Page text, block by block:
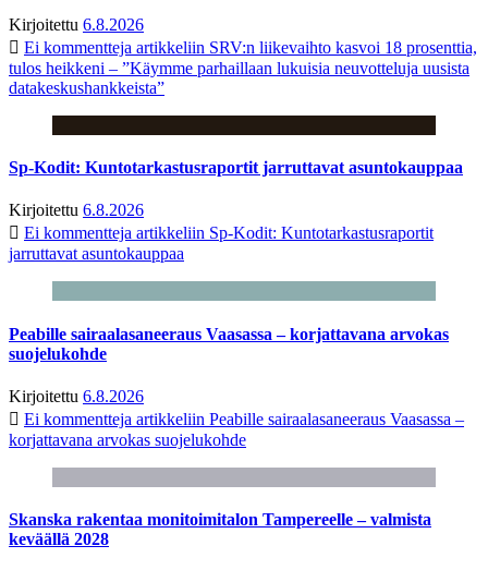
Kirjoitettu 6.8.2026
Ei kommentteja artikkeliin SRV:n liikevaihto kasvoi 18 prosenttia,
tulos heikkeni – ”Käymme parhaillaan lukuisia neuvotteluja uusista
datakeskushankkeista”
Sp-Kodit: Kuntotarkastusraportit jarruttavat asuntokauppaa
Kirjoitettu 6.8.2026
Ei kommentteja artikkeliin Sp-Kodit: Kuntotarkastusraportit
jarruttavat asuntokauppaa
Peabille sairaalasaneeraus Vaasassa – korjattavana arvokas
suojelukohde
Kirjoitettu 6.8.2026
Ei kommentteja artikkeliin Peabille sairaalasaneeraus Vaasassa –
korjattavana arvokas suojelukohde
Skanska rakentaa monitoimitalon Tampereelle – valmista
keväällä 2028